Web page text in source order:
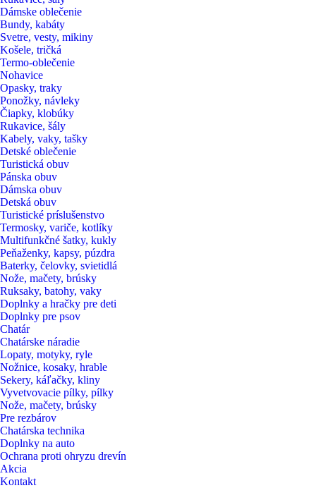
Dámske oblečenie
Bundy, kabáty
Svetre, vesty, mikiny
Košele, tričká
Termo-oblečenie
Nohavice
Opasky, traky
Ponožky, návleky
Čiapky, klobúky
Rukavice, šály
Kabely, vaky, tašky
Detské oblečenie
Turistická obuv
Pánska obuv
Dámska obuv
Detská obuv
Turistické príslušenstvo
Termosky, variče, kotlíky
Multifunkčné šatky, kukly
Peňaženky, kapsy, púzdra
Baterky, čelovky, svietidlá
Nože, mačety, brúsky
Ruksaky, batohy, vaky
Doplnky a hračky pre deti
Doplnky pre psov
Chatár
Chatárske náradie
Lopaty, motyky, ryle
Nožnice, kosaky, hrable
Sekery, káľačky, kliny
Vyvetvovacie pílky, pílky
Nože, mačety, brúsky
Pre rezbárov
Chatárska technika
Doplnky na auto
Ochrana proti ohryzu drevín
Akcia
Kontakt